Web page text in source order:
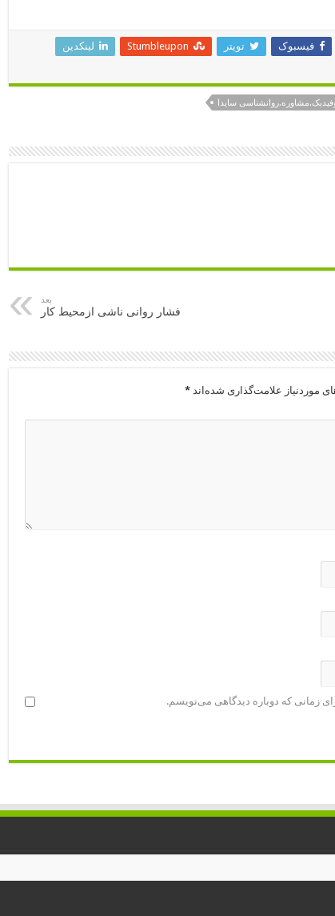
فیسبوک تویتر Stumbleupon
لینکدین
سایدا
بعد
فشار روانی ناشی ازمحیط کار
موردنیاز علامت‌گذاری شده‌اند *
زمانی که دوباره دیدگاهی می‌نویسم.